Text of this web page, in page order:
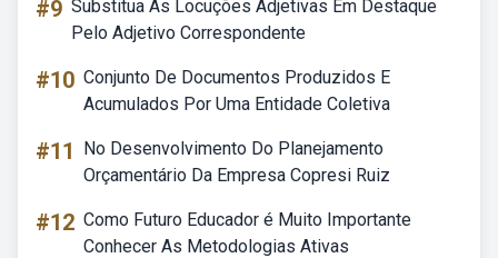
#9 Substitua As Locuções Adjetivas Em Destaque
Pelo Adjetivo Correspondente
#10 Conjunto De Documentos Produzidos E
Acumulados Por Uma Entidade Coletiva
#11
No Desenvolvimento Do Planejamento
Orçamentário Da Empresa Copresi Ruiz
#12 Como Futuro Educador é Muito Importante
Conhecer As Metodologias Ativas